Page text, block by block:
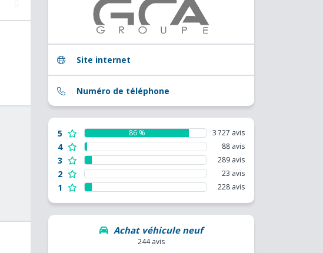
Site internet
Numéro de téléphone
5 86 % 3 727 avis
4 88 avis
3 289 avis
2 23 avis
1 228 avis
Achat véhicule neuf
244 avis